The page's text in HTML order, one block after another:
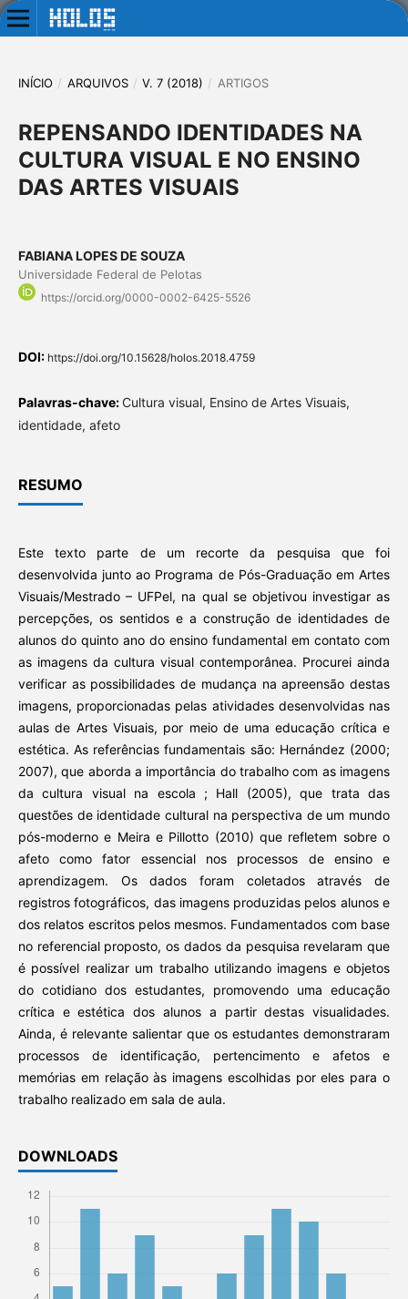
INÍCIO / ARQUIVOS / V. 7 (2018) / ARTIGOS
REPENSANDO IDENTIDADES NA
CULTURA VISUAL E NO ENSINO
DAS ARTES VISUAIS
FABIANA LOPES DE SOUZA
Universidade Federal de Pelotas
https://orcid.org/0000-0002-6425-5526
DOI: https://doi.org/10.15628/holos.2018.4759
Palavras-chave: Cultura visual, Ensino de Artes Visuais,
identidade, afeto
RESUMO
Este texto parte de um recorte da pesquisa que foi
desenvolvida junto ao Programa de Pós-Graduação em Artes
Visuais/Mestrado – UFPel, na qual se objetivou investigar as
percepções, os sentidos e a construção de identidades de
alunos do quinto ano do ensino fundamental em contato com
as imagens da cultura visual contemporânea. Procurei ainda
verificar as possibilidades de mudança na apreensão destas
imagens, proporcionadas pelas atividades desenvolvidas nas
aulas de Artes Visuais, por meio de uma educação crítica e
estética. As referências fundamentais são: Hernández (2000;
2007), que aborda a importância do trabalho com as imagens
da cultura visual na escola ; Hall (2005), que trata das
questões de identidade cultural na perspectiva de um mundo
pós-moderno e Meira e Pillotto (2010) que refletem sobre o
afeto como fator essencial nos processos de ensino e
aprendizagem. Os dados foram coletados através de
registros fotográficos, das imagens produzidas pelos alunos e
dos relatos escritos pelos mesmos. Fundamentados com base
no referencial proposto, os dados da pesquisa revelaram que
é possível realizar um trabalho utilizando imagens e objetos
do cotidiano dos estudantes, promovendo uma educação
crítica e estética dos alunos a partir destas visualidades.
Ainda, é relevante salientar que os estudantes demonstraram
processos de identificação, pertencimento e afetos e
memórias em relação às imagens escolhidas por eles para o
trabalho realizado em sala de aula.
DOWNLOADS